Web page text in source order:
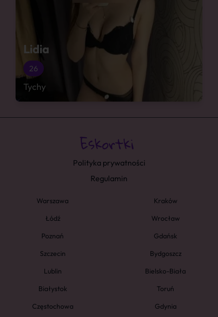
Lidia
26
Tychy
Polityka prywatności
Regulamin
Warszawa
Kraków
Łódź
Wrocław
Poznań
Gdańsk
Szczecin
Bydgoszcz
Lublin
Bielsko-Biała
Białystok
Toruń
Częstochowa
Gdynia